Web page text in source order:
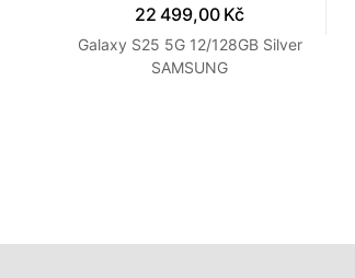
22 499,00 Kč
Galaxy S25 5G 12/128GB Silver
SAMSUNG